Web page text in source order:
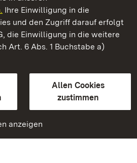
Ihre Einwilligung in die
und den Zugriff darauf erfolgt
die Einwilligung in die weitere
Art. 6 Abs. 1 Buchstabe a)
Allen Cookies
zustimmen
anzeigen
Baden‑Württemberg
Gärten Baden-Württemberg
Sprache
Seiten)